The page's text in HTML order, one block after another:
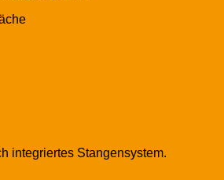
integriertes Stangensystem.